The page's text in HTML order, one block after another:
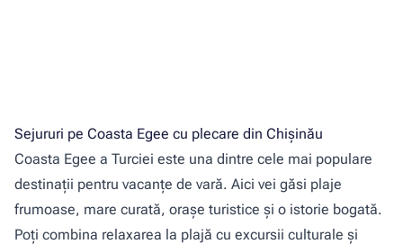
Sejururi pe Coasta Egee cu plecare din Chișinău
Coasta Egee a Turciei este una dintre cele mai populare
destinații pentru vacanțe de vară. Aici vei găsi plaje
frumoase, mare curată, orașe turistice și o istorie bogată.
Poți combina relaxarea la plajă cu excursii culturale și